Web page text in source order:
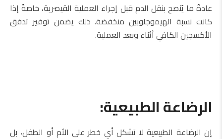
عادةً ما يُنصح بنقل الدم قبل إجراء العملية القيصرية، خاصةً إذا
كانت نسبة الهيموجلوبين منخفضة. ذلك يضمن توفير تدفق
الأكسجين الكافي أثناء وبعد العملية.
الرضاعة الطبيعية:
إن الرضاعة الطبيعية لا تشكل أي خطر على الأم أو الطفل، بل